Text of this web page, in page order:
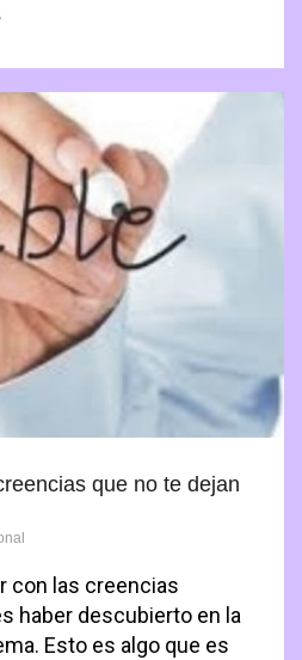
que no te dejan
con las creencias
haber descubierto en la
Esto es algo que es